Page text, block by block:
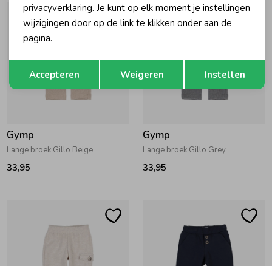
Gymp
Lange broek Gillo Beige
33,95
Gymp
Lange broek Gillo Grey
33,95
Terug Opslaan
privacyverklaring. Je kunt op elk moment je instellingen
wijzigingen door op de link te klikken onder aan de
pagina.
Accepteren Weigeren Instellen